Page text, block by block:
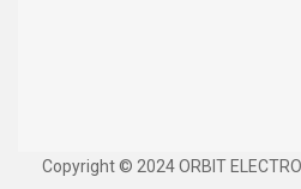
Copyright © 2024 ORBIT